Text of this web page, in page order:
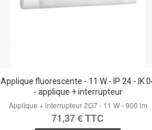
Applique fluorescente - 11 W - IP 24 - IK
- applique + interrupteur
Applique + interrupteur 2G7 - 11 W - 900 lm
71,37 € TTC